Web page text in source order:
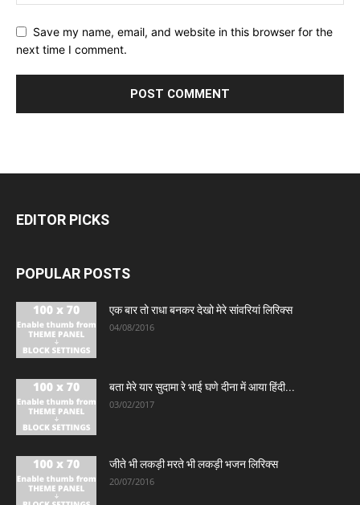
Save my name, email, and website in this browser for the
next time I comment.
EDITOR PICKS
POPULAR POSTS
एक बार तो राधा बनकर देखो मेरे सांवरियां लिरिक्स
04/08/2016
बता मेरे यार सुदामा रे भाई घणे दीना में आया हिंदी...
03/02/2017
जीते भी लकड़ी मरते भी लकड़ी भजन लिरिक्स
20/07/2016